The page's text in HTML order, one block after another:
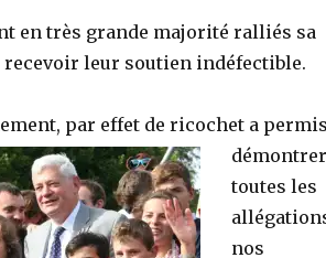
en très grande majorité ralliés sa
recevoir leur soutien indéfectible.
par effet de ricochet a
toutes les
nos